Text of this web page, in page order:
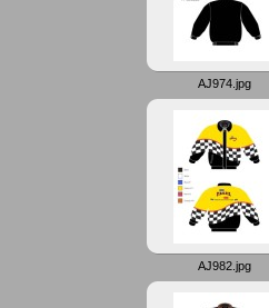
AJ974.jpg
AJ982.jpg